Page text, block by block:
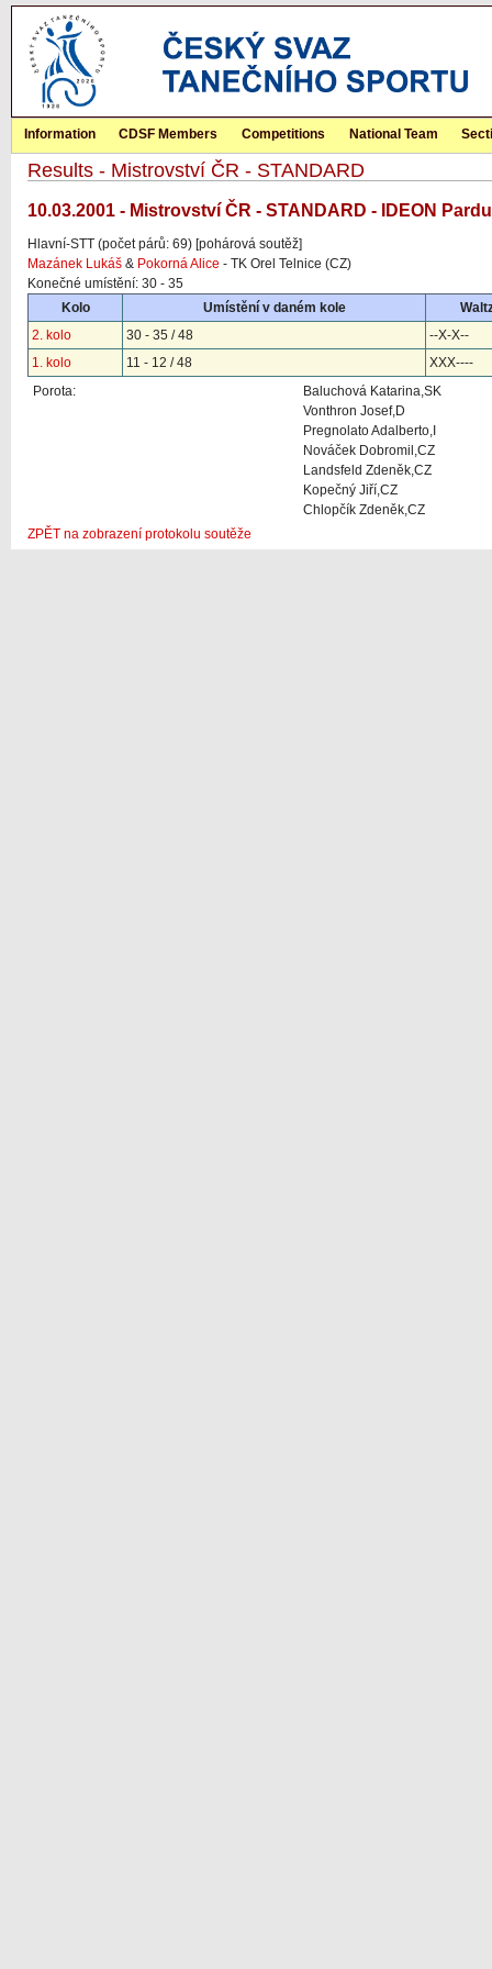
Information CDSF Members Competitions National Team
Results - Mistrovství ČR - STANDARD
10.03.2001 - Mistrovství ČR - STANDARD - IDEON
Hlavní-STT (počet párů: 69) [pohárová soutěž]
Mazánek Lukáš & Pokorná Alice - TK Orel Telnice (CZ)
Konečné umístění: 30 - 35
Kolo
Umístění v daném kole
2. kolo
30 - 35 / 48
--X-X--
1. kolo
11 - 12 / 48
XXX----
Porota:
Baluchová Katarina,SK
Vonthron Josef,D
Pregnolato Adalberto,I
Nováček Dobromil,CZ
Landsfeld Zdeněk,CZ
Kopečný Jiří,CZ
Chlopčík Zdeněk,CZ
ZPĚT na zobrazení protokolu soutěže